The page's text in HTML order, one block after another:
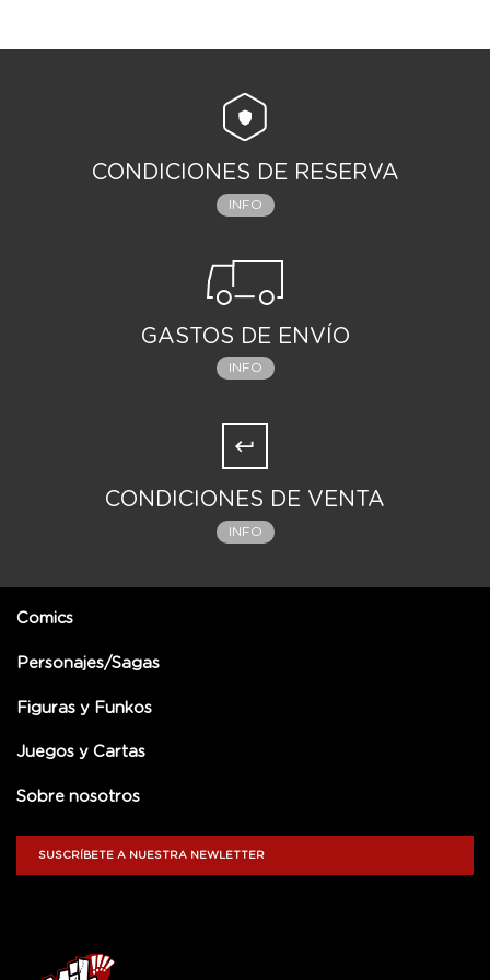
CONDICIONES DE RESERVA
INFO
GASTOS DE ENVÍO
INFO
CONDICIONES DE VENTA
INFO
Comics
Personajes/Sagas
Figuras y Funkos
Juegos y Cartas
Sobre nosotros
SUSCRÍBETE A NUESTRA NEWLETTER